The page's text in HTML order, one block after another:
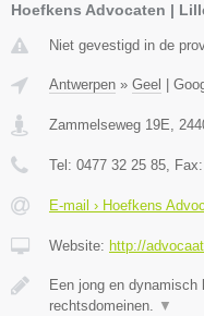
Hoefkens Advocaten |
Niet gevestigd in de
Antwerpen » Geel
Zammelseweg 19E,
Tel: 0477 32 25 85, Fax:
E-mail › Hoefkens
Website: http://
Een jong en dynamisch
rechtsdomeinen. ▼